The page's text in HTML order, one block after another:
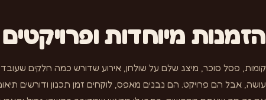
הזמנות מיוחדות
קומות, פסל סוכר, מיצג שלם על שולחן, אירוע שדורש כמה חלקים
עושה, אבל הם פרויקט. הם נבנים מאפס, לוקחים זמן תכנון ודורשים